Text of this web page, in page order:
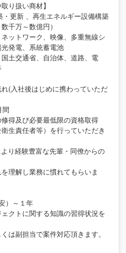
り扱い商材】
・更新 、再生エネルギー設備構築
千万～数億円）
ットワーク、映像、多重無線シ
発電、系統蓄電池
交通省、自治体、道路、電
れ(入社後はじめに携わっていただ
間
得及び必要最低限の資格取得
衛生責任者等）を行っていただき
り経験豊富な先輩・同僚からの
理解し業務に慣れてもらいま
）～１年
クトに関する知識の習得状況を
は副担当で案件対応頂きます。